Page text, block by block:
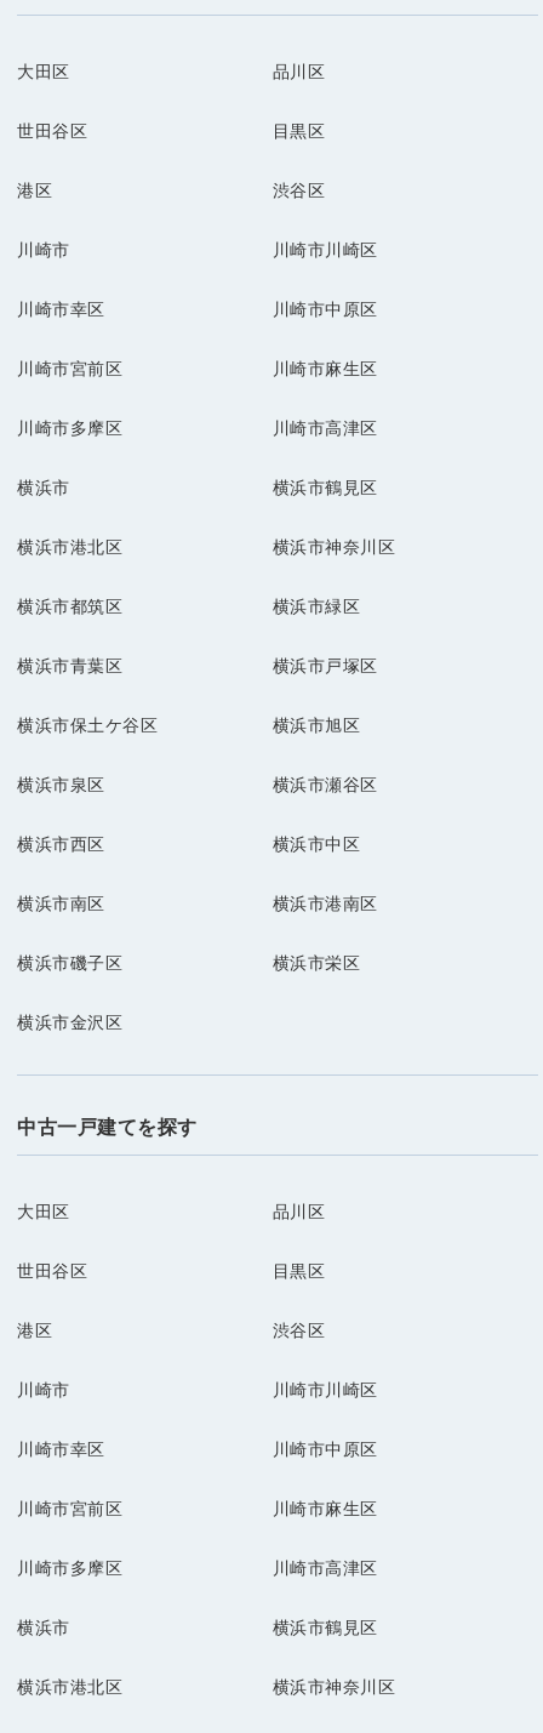
大田区 品川区
世田谷区 目黒区
港区 渋谷区
川崎市 川崎市川崎区
川崎市幸区 川崎市中原区
川崎市宮前区 川崎市麻生区
川崎市多摩区 川崎市高津区
横浜市 横浜市鶴見区
横浜市港北区 横浜市神奈川区
横浜市都筑区 横浜市緑区
横浜市青葉区 横浜市戸塚区
横浜市保土ケ谷区 横浜市旭区
横浜市泉区 横浜市瀬谷区
横浜市西区 横浜市中区
横浜市南区 横浜市港南区
横浜市磯子区 横浜市栄区
横浜市金沢区
中古一戸建てを探す
大田区 品川区
世田谷区 目黒区
港区 渋谷区
川崎市 川崎市川崎区
川崎市幸区 川崎市中原区
川崎市宮前区 川崎市麻生区
川崎市多摩区 川崎市高津区
横浜市 横浜市鶴見区
横浜市港北区 横浜市神奈川区